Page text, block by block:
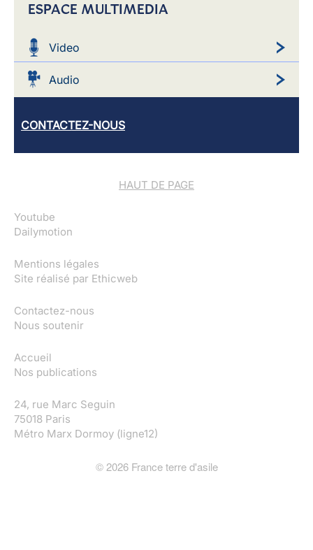
ESPACE MULTIMEDIA
Video
Audio
CONTACTEZ-NOUS
HAUT DE PAGE
Youtube
Dailymotion
Mentions légales
Site réalisé par Ethicweb
Contactez-nous
Nous soutenir
Accueil
Nos publications
24, rue Marc Seguin
75018 Paris
Métro Marx Dormoy (ligne12)
©2026France terre d'asile